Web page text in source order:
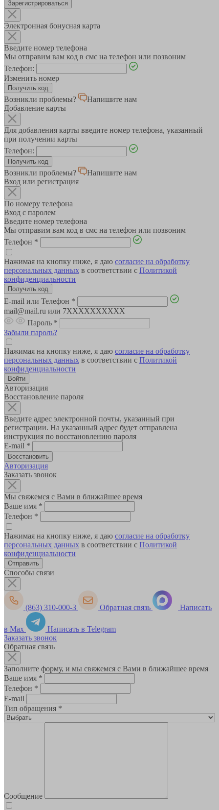
Зарегистрироваться
Электронная бонусная карта
Введите номер телефона
Мы отправим вам код в смс на телефон или позвоним
Телефон:
Изменить номер
Возникли проблемы?
Напишите нам
Добавление карты
Для добавления карты введите номер телефона, указанный
при получении карты
Телефон:
Возникли проблемы?
Напишите нам
Вход или регистрация
По номеру телефона
Вход с паролем
Введите номер телефона
Мы отправим вам код в смс на телефон или позвоним
Телефон *
Нажимая на кнопку ниже, я даю согласие на обработку
персональных данных в соответствии с Политикой
конфиденциальности
E-mail или Телефон *
mail@mail.ru или 7XXXXXXXXXX
Пароль *
Забыли пароль?
Нажимая на кнопку ниже, я даю согласие на обработку
персональных данных в соответствии с Политикой
конфиденциальности
Авторизация
Восстановление пароля
Введите адрес электронной почты, указанный при
регистрации. На указанный адрес будет отправлена
инструкция по восстановлению пароля
E-mail *
Авторизация
Заказать звонок
Мы свяжемся с Вами в ближайшее время
Ваше имя *
Телефон *
Нажимая на кнопку ниже, я даю согласие на обработку
персональных данных в соответствии с Политикой
конфиденциальности
Способы связи
(863) 310-000-3 Обратная связь Написать
в Max
Написать в Telegram
Заказать звонок
Обратная связь
Заполните форму, и мы свяжемся с Вами в ближайшее время
Ваше имя *
Телефон *
E-mail
Тип обращения *
Сообщение